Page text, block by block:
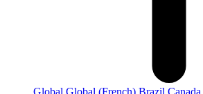
Global Global (French) Brazil Canada